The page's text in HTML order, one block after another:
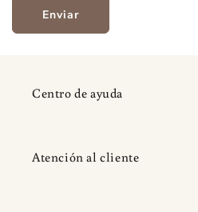
Enviar
Centro de ayuda
Atención al cliente